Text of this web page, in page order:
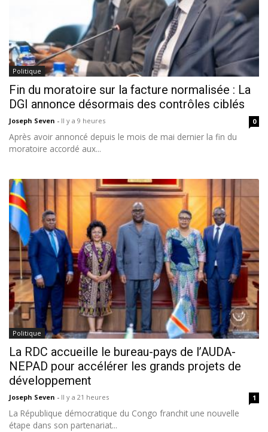
Politique
Fin du moratoire sur la facture normalisée : La
DGI annonce désormais des contrôles ciblés
Joseph Seven - Il y a 9 heures 0
Après avoir annoncé depuis le mois de mai dernier la fin du
moratoire accordé aux...
Politique
La RDC accueille le bureau-pays de l’AUDA-
NEPAD pour accélérer les grands projets de
développement
Joseph Seven - Il y a 21 heures 1
La République démocratique du Congo franchit une nouvelle
étape dans son partenariat...